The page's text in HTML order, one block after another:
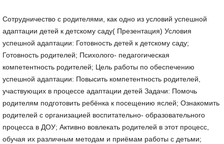
Сотрудничество с родителями, как одно из условий успешной
адаптации детей к детскому саду( Презентация) Условия
успешной адаптации: Готовность детей к детскому саду;
Готовность родителей; Психолого- педагогическая
компетентность родителей; Цель работы по обеспечению
успешной адаптации: Повысить компетентность родителей,
участвующих в процессе адаптации детей Задачи: Помочь
родителям подготовить ребёнка к посещению яслей; Ознакомить
родителей с организацией воспитательно- образовательного
процесса в ДОУ; Активно вовлекать родителей в этот процесс,
обучая их различным методам и приёмам работы с детьми;